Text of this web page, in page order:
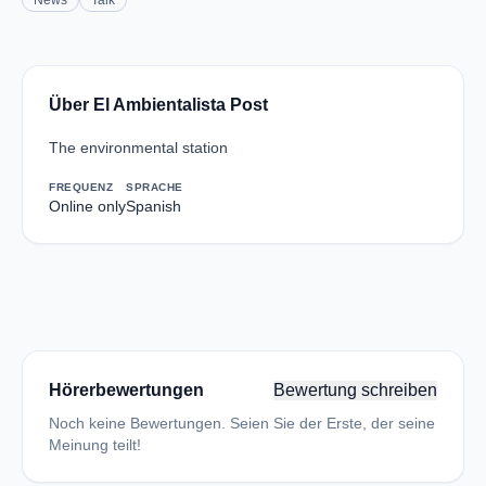
Über El Ambientalista Post
The environmental station
FREQUENZ
Online only
SPRACHE
Spanish
Hörerbewertungen Bewertung schreiben
Noch keine Bewertungen. Seien Sie der Erste, der seine
Meinung teilt!